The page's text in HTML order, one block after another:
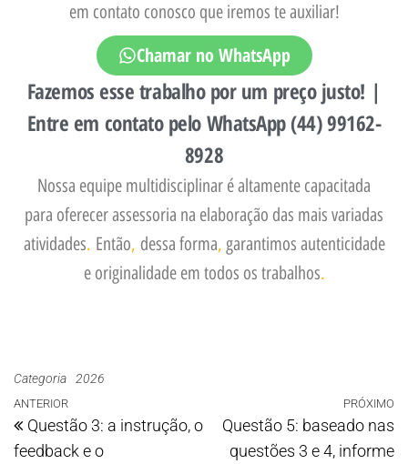
em contato conosco que iremos te auxiliar!
Chamar no WhatsApp
Fazemos esse trabalho por um preço justo! |
Entre em contato pelo WhatsApp (44) 99162-
8928
Nossa equipe multidisciplinar é altamente capacitada
para oferecer assessoria na elaboração das mais variadas
atividades. Então, dessa forma, garantimos autenticidade
e originalidade em todos os trabalhos.
Categoria 2026
ANTERIOR
Questão 3: a instrução, o
feedback e o
PRÓXIMO
Questão 5: baseado nas
questões 3 e 4, informe